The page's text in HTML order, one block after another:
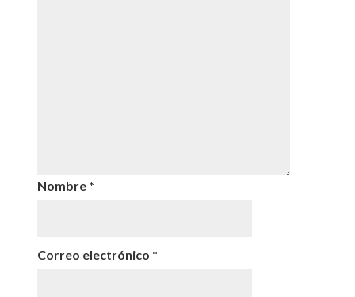
Nombre *
Correo electrónico *